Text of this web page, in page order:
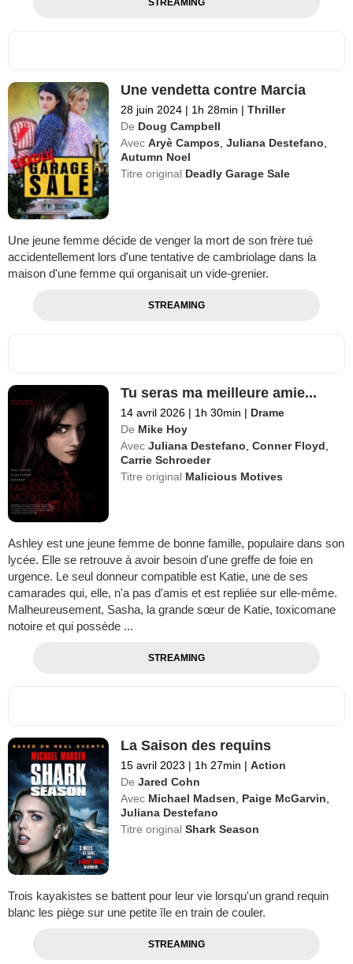
STREAMING
Une vendetta contre Marcia
28 juin 2024 | 1h 28min | Thriller
De Doug Campbell
Avec Aryè Campos ,Juliana Destefano
Autumn Noel
Titre original Deadly Garage Sale
Une jeune femme décide de venger la mort de son frère tué
accidentellement lors d'une tentative de cambriolage dans la
maison d'une femme qui organisait un vide-grenier.
STREAMING
Tu seras ma meilleure amie...
14 avril 2026 | 1h 30min | Drame
De Mike Hoy
Avec Juliana Destefano ,Conner Floyd
Carrie Schroeder
Titre original Malicious Motives
Ashley est une jeune femme de bonne famille, populaire dans son
lycée. Elle se retrouve à avoir besoin d'une greffe de foie en
urgence. Le seul donneur compatible est Katie, une de ses
camarades qui, elle, n'a pas d'amis et est repliée sur elle-même.
Malheureusement, Sasha, la grande sœur de Katie, toxicomane
notoire et qui possède ...
STREAMING
La Saison des requins
15 avril 2023 | 1h 27min | Action
De Jared Cohn
Avec Michael Madsen Paige McGarvin
Juliana Destefano
Titre originalShark Season
Trois kayakistes se battent pour leur vie lorsqu'un grand requin
blanc les piège sur une petite île en train de couler.
STREAMING